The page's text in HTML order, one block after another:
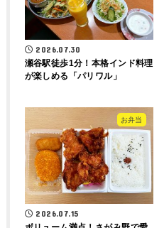
2026.07.30
瀬谷駅徒歩1分！本格インド料理
が楽しめる「パリワル」
お弁当
2026.07.15